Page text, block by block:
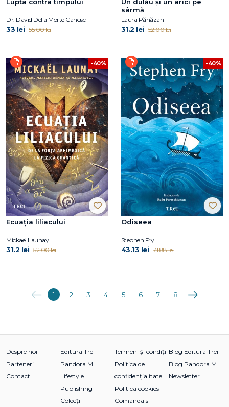
Lupta contra timpului
Dr. David Della Morte Canosci
33 lei 55.00 lei
Un dulău și un arici pe
sârmă
Laura Pănăzan
31.2 lei 52.00 lei
-40%
Ecuația liliacului
Mickaël Launay
31.2 lei 52.00 lei
-40%
Odiseea
Stephen Fry
43.13 lei 71.88 lei
Anterioara
1 2 3 4 5 6 7 8 Următoarea
Despre noi
Parteneri
Contact
Editura Trei
Pandora M
Lifestyle
Publishing
Colecții
Termeni și condiții
Politica de
confidențialitate
Politica cookies
Comanda si
Blog Editura Trei
Blog Pandora M
Newsletter